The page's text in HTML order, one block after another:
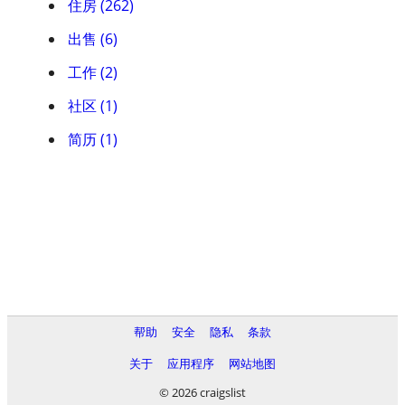
住房 (262)
出售 (6)
工作 (2)
社区 (1)
简历 (1)
帮助 安全 隐私
条款
关于
应用程序
网站地图
© 2026 craigslist